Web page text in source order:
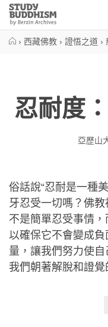
Close
Study
Buddhism
› 西藏佛教 › 證悟之道 ›
忍耐度
亞歷山
俗話說“忍耐是一種
牙忍受一切嗎？佛
不是簡單忍受事情
以確保它不會變成
量，讓我們努力使
我們朝著解脫和證覺